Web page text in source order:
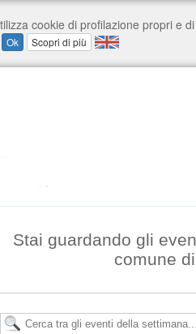
Stai guardando gli
comune